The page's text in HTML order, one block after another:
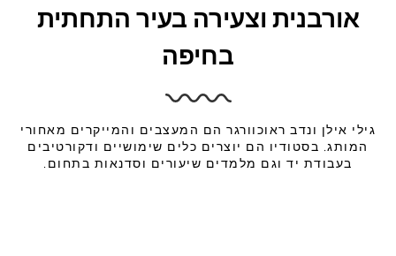
אורבנית וצעירה בעיר התחתית
בחיפה
גילי אילן ונדב ראוכוורגר הם המעצבים והמייקרים מאחורי
המותג. בסטודיו הם יוצרים כלים שימושיים ודקורטיבים
בעבודת יד וגם מלמדים שיעורים וסדנאות בתחום.